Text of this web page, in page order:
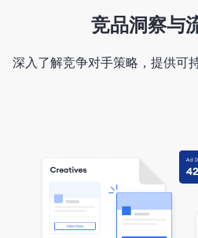
竞品洞察与
深入了解竞争对手策略，提供可